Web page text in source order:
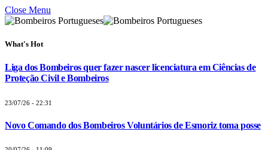
Close Menu
What's Hot
Liga dos Bombeiros quer fazer nascer licenciatura em Ciências de
Proteção Civil e Bombeiros
23/07/26 - 22:31
Novo Comando dos Bombeiros Voluntários de Esmoriz toma posse